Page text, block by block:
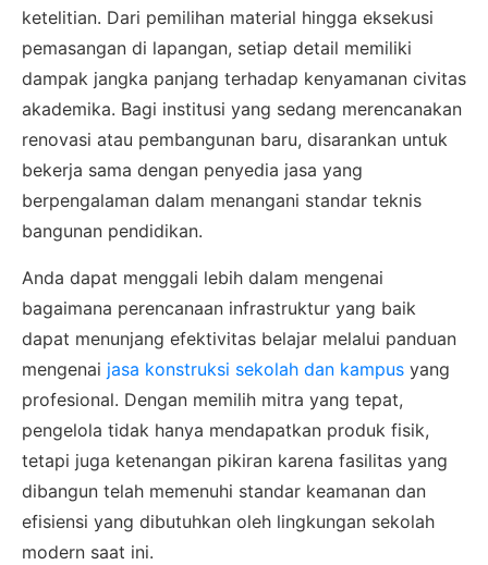
ketelitian. Dari pemilihan material hingga eksekusi
pemasangan di lapangan, setiap detail memiliki
dampak jangka panjang terhadap kenyamanan civitas
akademika. Bagi institusi yang sedang merencanakan
renovasi atau pembangunan baru, disarankan untuk
bekerja sama dengan penyedia jasa yang
berpengalaman dalam menangani standar teknis
bangunan pendidikan.
Anda dapat menggali lebih dalam mengenai
bagaimana perencanaan infrastruktur yang baik
dapat menunjang efektivitas belajar melalui panduan
mengenai jasa konstruksi sekolah dan kampus yang
profesional. Dengan memilih mitra yang tepat,
pengelola tidak hanya mendapatkan produk fisik,
tetapi juga ketenangan pikiran karena fasilitas yang
dibangun telah memenuhi standar keamanan dan
efisiensi yang dibutuhkan oleh lingkungan sekolah
modern saat ini.
×
SALES ASSISTANCE
Hubungi Tim Sales
Konsultasikan kebutuhan proyek Anda, dapatkan
estimasi cepat via WhatsApp.
Admin 1
6281310045708
Admin 2
62811893101
CHAT